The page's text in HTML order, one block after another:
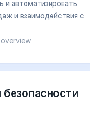
и автоматизировать
и взаимодействия с